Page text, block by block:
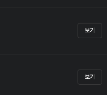
보기
보기